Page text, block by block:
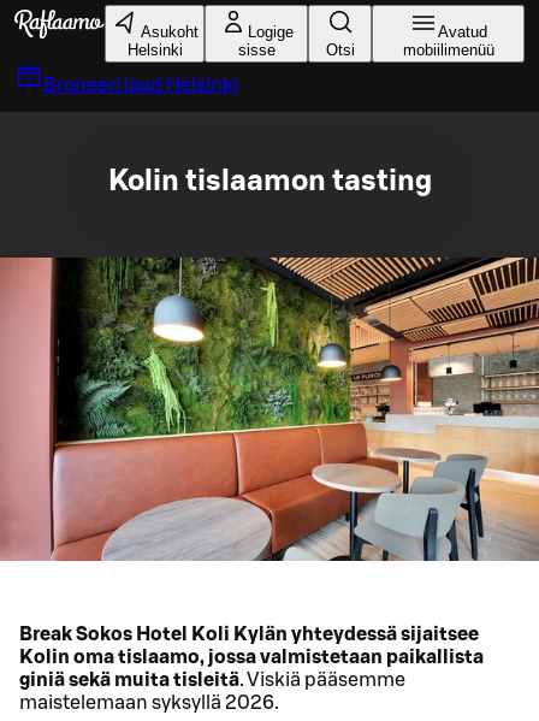
Liigu peamise sisu juurde
Asukoht
Helsinki
Logige
sisse
Otsi
Avatud
mobiilimenüü
Broneeri laud Helsinki
Kolin tislaamon tasting
Break Sokos Hotel Koli Kylän yhteydessä sijaitsee
Kolin oma tislaamo, jossa valmistetaan paikallista
giniä sekä muita tisleitä. Viskiä pääsemme
maistelemaan syksyllä 2026.